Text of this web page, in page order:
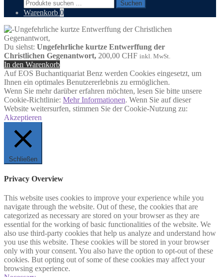
nach:
Suchen
Warenkorb 0
Du siehst: Ungefehrliche kurtze Entwerffung der
Christlichen Gegenantwort, 200,00 CHF inkl. MwSt.
In den Warenkorb
Auf EOS Buchantiquariat Benz werden Cookies eingesetzt, um
Ihnen ein optimales Benutzererlebnis zu ermöglichen.
Wenn Sie mehr darüber erfahren möchten, lesen Sie bitte unsere
Cookie-Richtlinie: Mehr Informationen. Wenn Sie auf dieser
Website weitersurfen, stimmen Sie der Cookie-Nutzung zu:
Akzeptieren
Schließen
Privacy Overview
This website uses cookies to improve your experience while you
navigate through the website. Out of these, the cookies that are
categorized as necessary are stored on your browser as they are
essential for the working of basic functionalities of the website. We
also use third-party cookies that help us analyze and understand how
you use this website. These cookies will be stored in your browser
only with your consent. You also have the option to opt-out of these
cookies. But opting out of some of these cookies may affect your
browsing experience.